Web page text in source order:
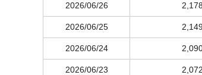
2026/06/26
2026/06/25
2026/06/24
2026/06/23